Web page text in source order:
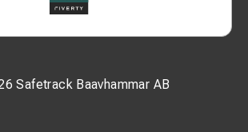
Safetrack Baavhammar AB